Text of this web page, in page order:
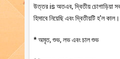
উত্তর is অতএব, দ্বিতীয় চোগাড়িয়া
হিসাবে নিয়েছি এবং দ্বিতীয়টি হ'ল
* অমৃত, শুভ, লভ এবং চাল শুভ